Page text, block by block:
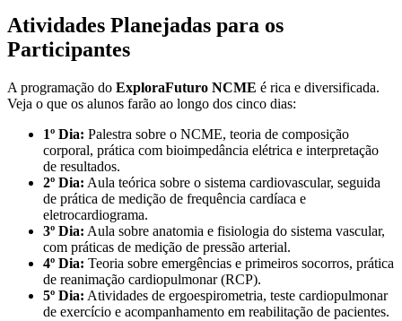
Atividades Planejadas para os
Participantes
A programação do ExploraFuturo NCME é rica e diversificada.
Veja o que os alunos farão ao longo dos cinco dias:
1º Dia: Palestra sobre o NCME, teoria de composição
corporal, prática com bioimpedância elétrica e interpretação
de resultados.
2º Dia: Aula teórica sobre o sistema cardiovascular, seguida
de prática de medição de frequência cardíaca e
eletrocardiograma.
3º Dia: Aula sobre anatomia e fisiologia do sistema vascular,
com práticas de medição de pressão arterial.
4º Dia: Teoria sobre emergências e primeiros socorros, prática
de reanimação cardiopulmonar (RCP).
5º Dia: Atividades de ergoespirometria, teste cardiopulmonar
de exercício e acompanhamento em reabilitação de pacientes.